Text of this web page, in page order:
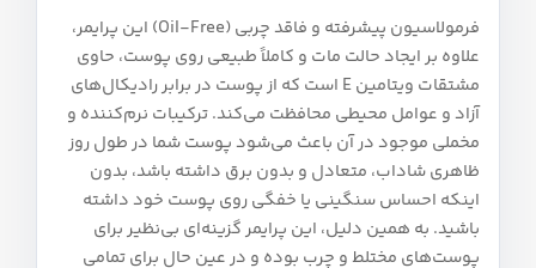
فرمولاسیون پیشرفته و فاقد چربی (Oil-Free) این پرایمر،
علاوه بر ایجاد حالت مات و کاملاً طبیعی روی پوست، حاوی
مشتقات ویتامین E است که از پوست در برابر رادیکال‌های
آزاد و عوامل محیطی محافظت می‌کند. ترکیبات نرم‌کننده و
مخملی موجود در آن باعث می‌شود پوست شما در طول روز
ظاهری شاداب، متعادل و بدون برق داشته باشد، بدون
اینکه احساس سنگینی یا خفگی روی پوست خود داشته
باشید. به همین دلیل، این پرایمر گزینه‌ای بی‌نظیر برای
پوست‌های مختلط و چرب بوده و در عین حال برای تمامی